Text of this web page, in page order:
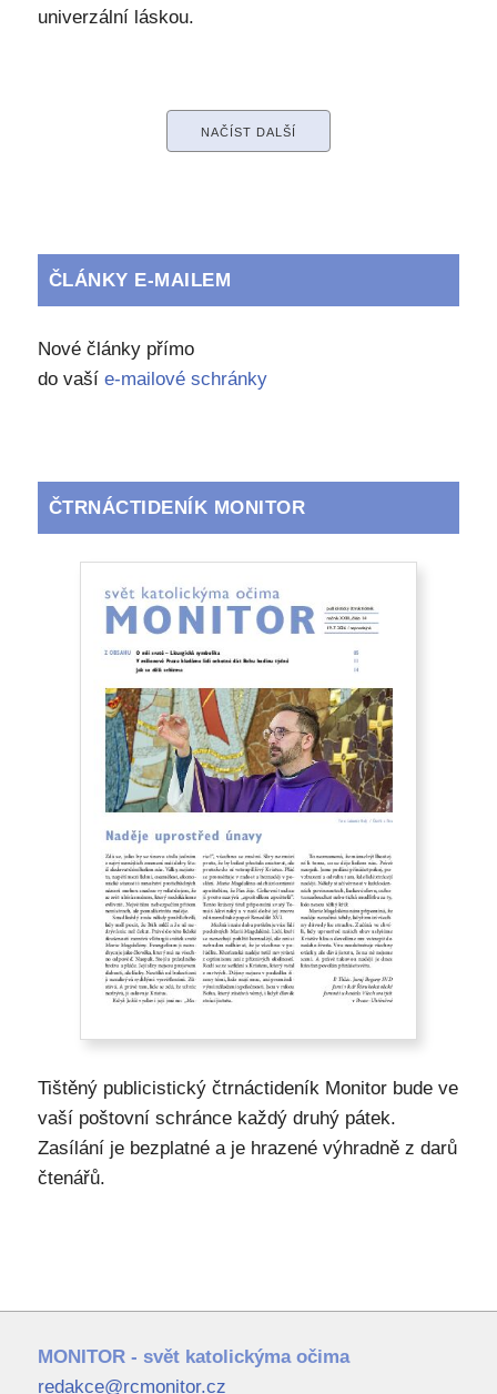
univerzální láskou.
NAČÍST DALŠÍ
ČLÁNKY E-MAILEM
Nové články přímo
do vaší e-mailové schránky
ČTRNÁCTIDENÍK MONITOR
Tištěný publicistický čtrnáctideník Monitor bude ve
vaší poštovní schránce každý druhý pátek.
Zasílání je bezplatné a je hrazené výhradně z darů
čtenářů.
MONITOR - svět katolickýma očima
redakce@rcmonitor.cz